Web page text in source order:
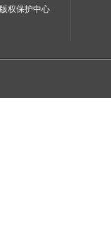
权保护中心